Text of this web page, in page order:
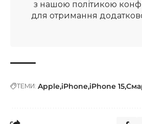
з нашою політикою
для отримання
ТЕМИ: Apple iPhone iPhone 15